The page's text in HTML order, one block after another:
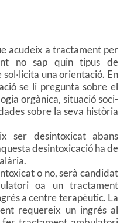
acudeix a tractament per
no sap quin tipus de
una orientació. En
se li pregunta sobre el
orgànica, situació soci-
sobre la seva història
ser desintoxicat abans
desintoxicació ha de
o no, serà candidat
oa un tractament
a centre terapèutic. La
requereix un ingrés al